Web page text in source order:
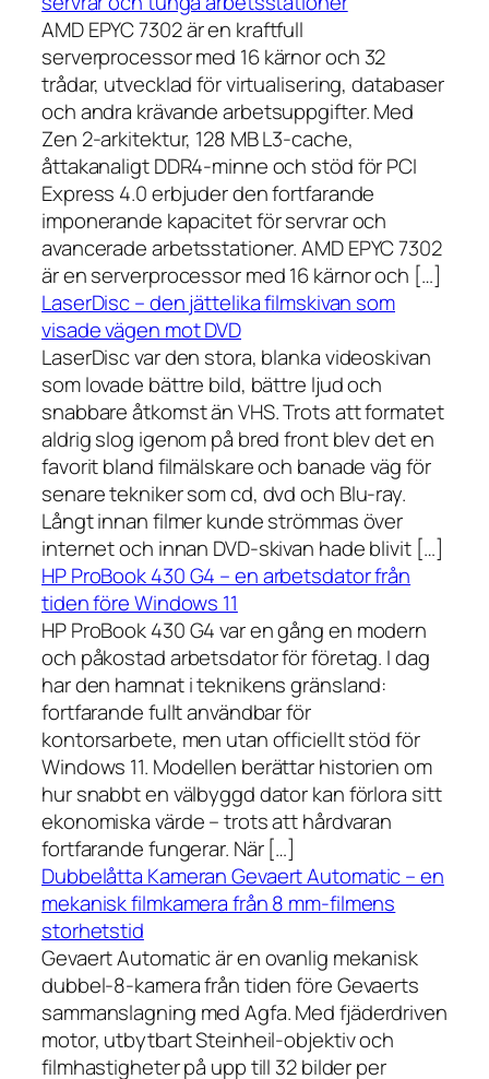
AMD EPYC 7302 är en kraftfull
serverprocessor med 16 kärnor och 32
trådar, utvecklad för virtualisering, databaser
och andra krävande arbetsuppgifter. Med
Zen 2-arkitektur, 128 MB L3-cache,
åttakanaligt DDR4-minne och stöd för PCI
Express 4.0 erbjuder den fortfarande
imponerande kapacitet för servrar och
avancerade arbetsstationer. AMD EPYC 7302
är en serverprocessor med 16 kärnor och […]
LaserDisc – den jättelika filmskivan som
visade vägen mot DVD
LaserDisc var den stora, blanka videoskivan
som lovade bättre bild, bättre ljud och
snabbare åtkomst än VHS. Trots att formatet
aldrig slog igenom på bred front blev det en
favorit bland filmälskare och banade väg för
senare tekniker som cd, dvd och Blu-ray.
Långt innan filmer kunde strömmas över
internet och innan DVD-skivan hade blivit […]
HP ProBook 430 G4 – en arbetsdator från
tiden före Windows 11
HP ProBook 430 G4 var en gång en modern
och påkostad arbetsdator för företag. I dag
har den hamnat i teknikens gränsland:
fortfarande fullt användbar för
kontorsarbete, men utan officiellt stöd för
Windows 11. Modellen berättar historien om
hur snabbt en välbyggd dator kan förlora sitt
ekonomiska värde – trots att hårdvaran
fortfarande fungerar. När […]
Dubbelåtta Kameran Gevaert Automatic – en
mekanisk filmkamera från 8 mm-filmens
storhetstid
Gevaert Automatic är en ovanlig mekanisk
dubbel-8-kamera från tiden före Gevaerts
sammanslagning med Agfa. Med fjäderdriven
motor, utbytbart Steinheil-objektiv och
filmhastigheter på upp till 32 bilder per